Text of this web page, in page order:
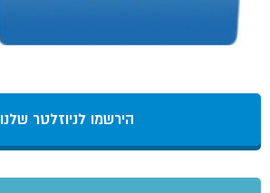
הירשמו לניוזלטר שלנו